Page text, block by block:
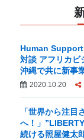
Human Support
対談 アフリカビ
沖縄で共に新事
2020.10.20
「世界から注目
へ！」
続ける照屋健太